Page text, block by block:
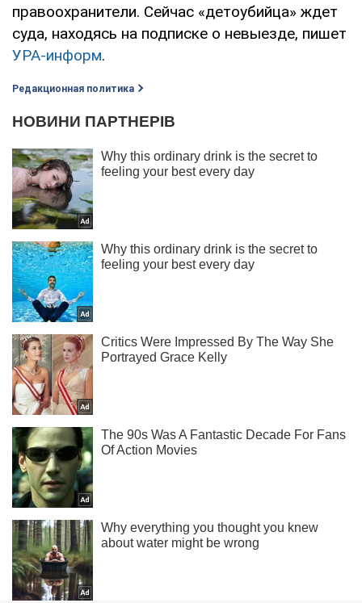
правоохранители. Сейчас «детоубийца» ждет
суда, находясь на подписке о невыезде, пишет
УРА-информ.
Редакционная политика